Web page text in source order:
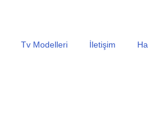
Tv Modelleri İletişim